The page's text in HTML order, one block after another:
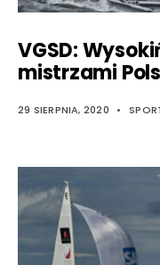
VGSD:
mistrzami
29 SIERPNIA, 2020 •